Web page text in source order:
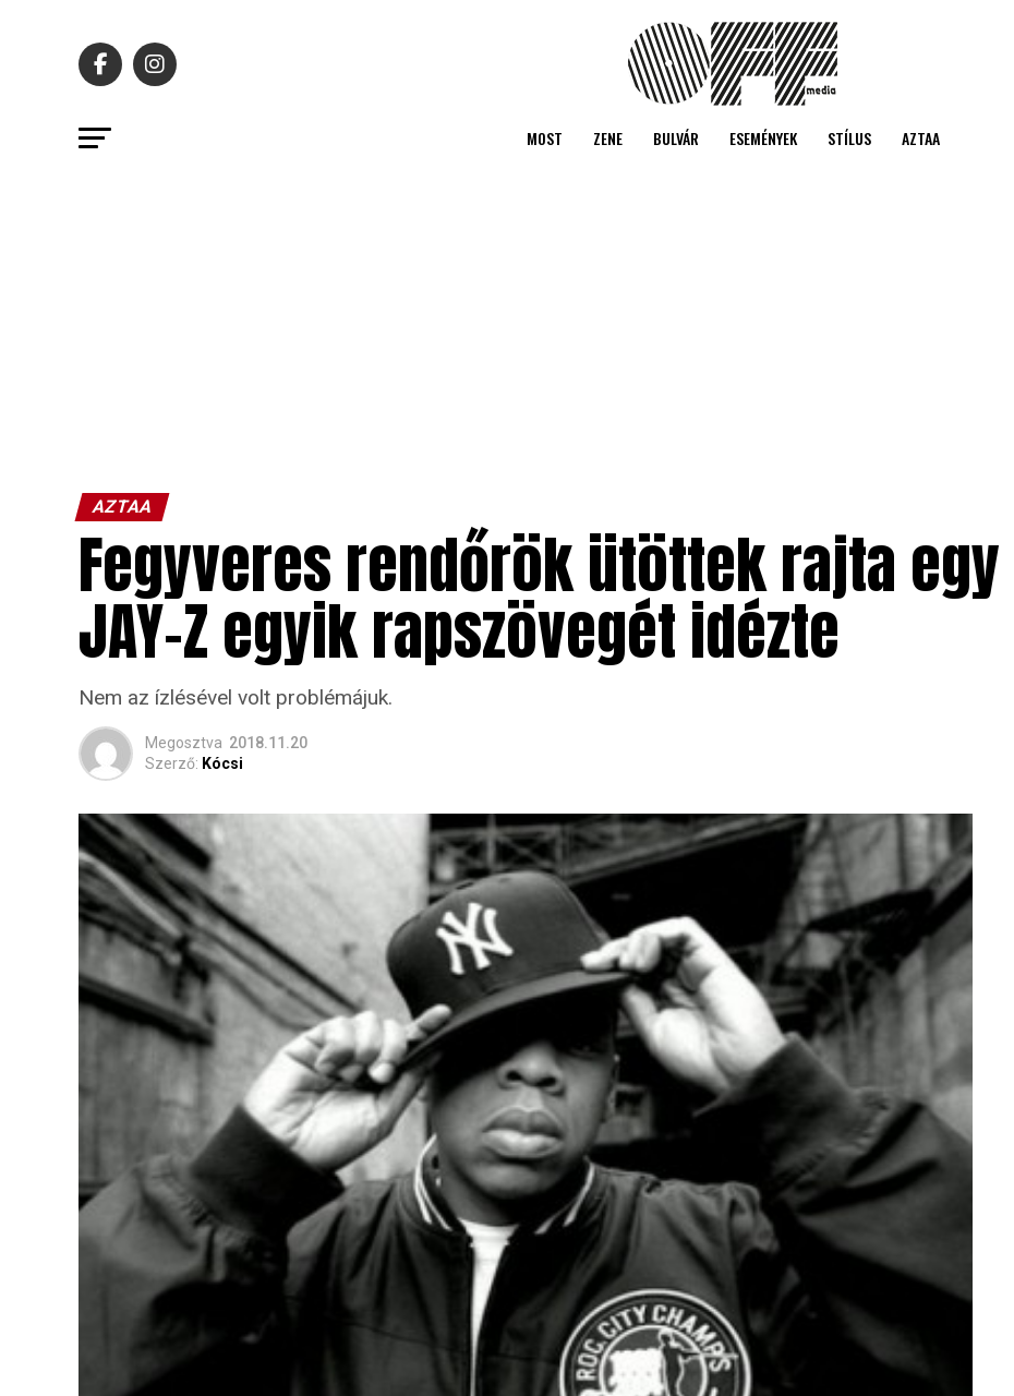
MOST ZENE BULVÁR ESEMÉNYEK STÍLUS AZTAA
AZTAA
Fegyveres rendőrök ütöttek rajta
JAY-Z egyik rapszövegét idézte
Nem az ízlésével volt problémájuk.
Megosztva 2018.11.20
Szerző: Kócsi